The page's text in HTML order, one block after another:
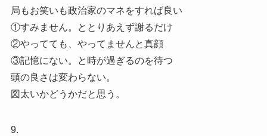
局もお笑いも政治家のマネをすれば良い
①すみません。ととりあえず謝るだけ
②やってても、やってませんと真顔
③記憶にない。と時が過ぎるのを待つ
頭の良さは変わらない。
図太いかどうかだと思う。
9.